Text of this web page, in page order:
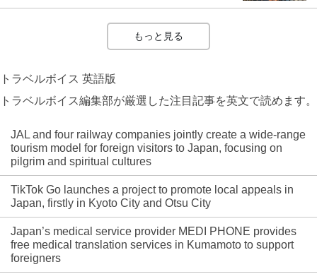
もっと見る
トラベルボイス 英語版
トラベルボイス編集部が厳選した注目記事を英文で読めます。
JAL and four railway companies jointly create a wide-range
tourism model for foreign visitors to Japan, focusing on
pilgrim and spiritual cultures
TikTok Go launches a project to promote local appeals in
Japan, firstly in Kyoto City and Otsu City
Japan’s medical service provider MEDI PHONE provides
free medical translation services in Kumamoto to support
foreigners